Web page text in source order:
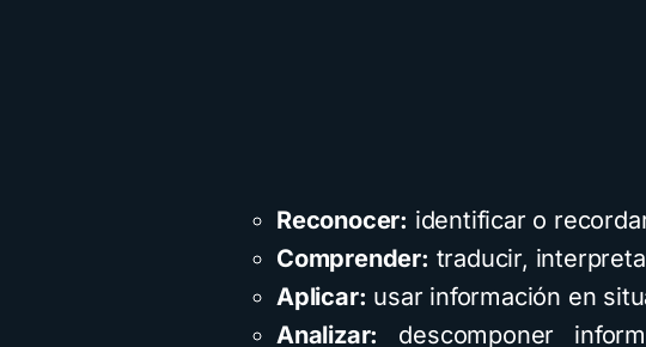
Reconocer: identificar o
Comprender: traducir,
Aplicar: usar información en
Analizar: descomponer